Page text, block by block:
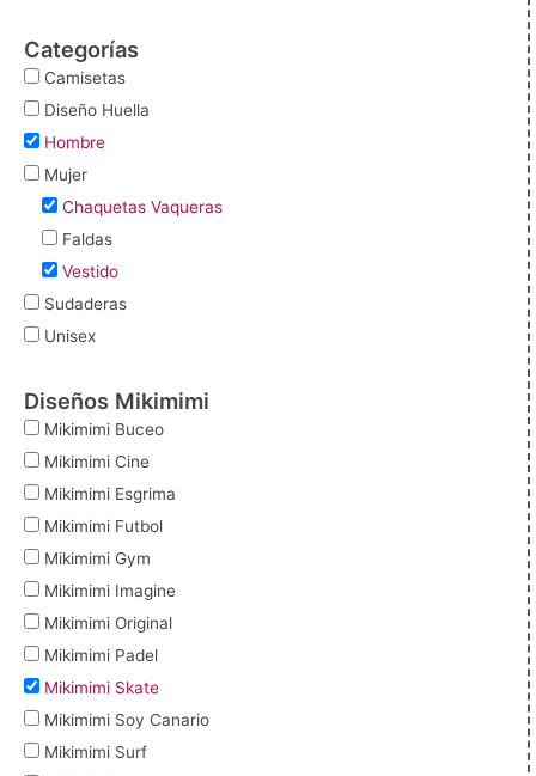
Categorías
Camisetas
Diseño Huella
Hombre
Mujer
Chaquetas Vaqueras
Faldas
Vestido
Sudaderas
Unisex
Diseños Mikimimi
Mikimimi Buceo
Mikimimi Cine
Mikimimi Esgrima
Mikimimi Futbol
Mikimimi Gym
Mikimimi Imagine
Mikimimi Original
Mikimimi Padel
Mikimimi Skate
Mikimimi Soy Canario
Mikimimi Surf